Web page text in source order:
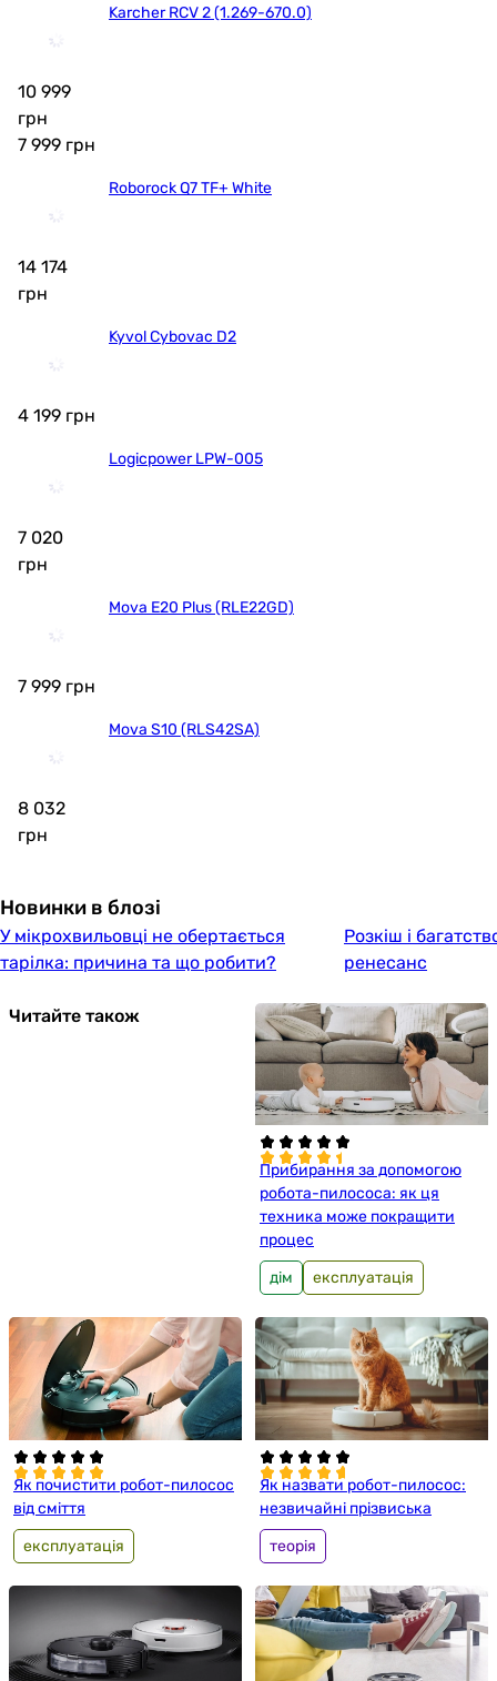
Karcher RCV 2 (1.269-670.0)
10 999
грн
7 999 грн
Roborock Q7 TF+ White
14 174
грн
Kyvol Cybovac D2
4 199 грн
Logicpower LPW-005
7 020
грн
Mova E20 Plus (RLE22GD)
7 999 грн
Mova S10 (RLS42SA)
8 032
грн
Новинки в блозі
У мікрохвильовці не обертається
тарілка: причина та що робити?
Розкіш і
ренесанс
Читайте також
Прибирання за допомогою
робота-пилососа: як ця
техника може покращити
процес
дім
експлуатація
Як почистити робот-пилосос
від сміття
експлуатація
Як назвати робот-пилосос:
незвичайні прізвиська
теорія